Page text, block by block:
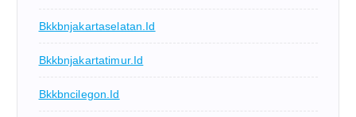
Bkkbnjakartaselatan.id
Bkkbnjakartatimur.id
Bkkbncilegon.id